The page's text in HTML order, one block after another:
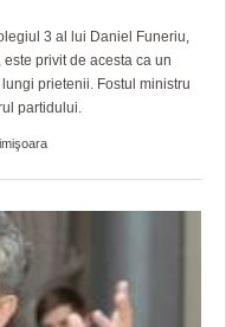
3 al lui Daniel Funeriu,
privit de acesta ca un
prietenii. Fostul ministru
partidului.